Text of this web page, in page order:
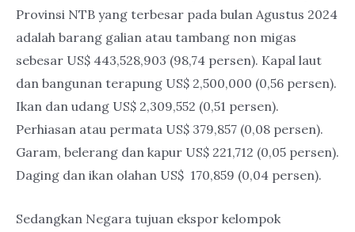
Provinsi NTB yang terbesar pada bulan Agustus 2024
adalah barang galian atau tambang non migas
sebesar US$ 443,528,903 (98,74 persen). Kapal laut
dan bangunan terapung US$ 2,500,000 (0,56 persen).
Ikan dan udang US$ 2,309,552 (0,51 persen).
Perhiasan atau permata US$ 379,857 (0,08 persen).
Garam, belerang dan kapur US$ 221,712 (0,05 persen).
Daging dan ikan olahan US$ 170,859 (0,04 persen).
Sedangkan Negara tujuan ekspor kelompok